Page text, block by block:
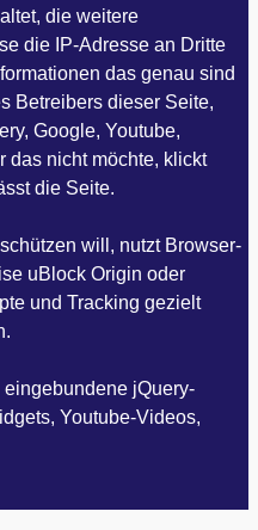
die weitere
die IP-Adresse an Dritte
das genau sind
Betreibers dieser Seite,
Google, Youtube,
das nicht möchte, klickt
die Seite.
will, nutzt Browser-
uBlock Origin oder
und Tracking gezielt
jQuery-
Youtube-Videos,